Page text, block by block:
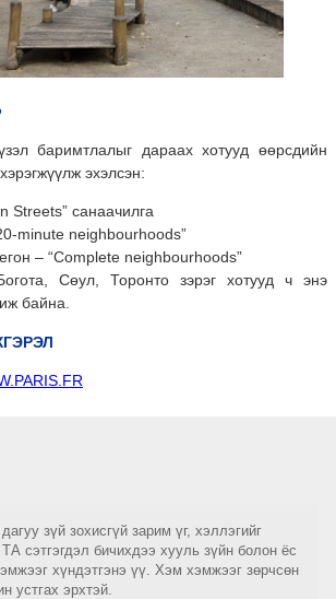
баримтлалыг дараах хотууд өөрсдийн
эхэлсэн:
Streets” санаачилга
minute neighbourhoods”
– “Complete neighbourhoods”
Сөул, Торонто зэрэг хотууд ч энэ
байна.
зүй зохисгүй зарим үг, хэллэгийг
сэтгэгдэл бичихдээ хууль зүйн болон ёс
хүндэтгэнэ үү. Хэм хэмжээг зөрчсөн
устгах эрхтэй.